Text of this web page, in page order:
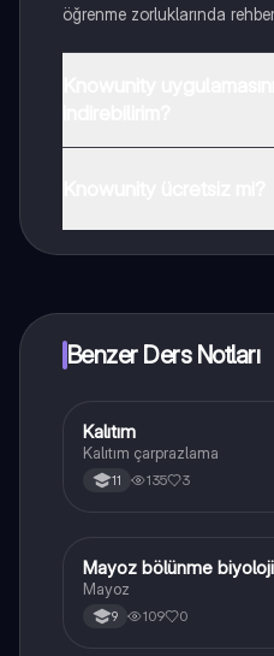
öğrenme zorluklarında
Benzer Ders Notları
Biyoloji
Kalıtım
Kalıtım çarprazlama
11 135 3
Biyoloji
Mayoz bölünme
Mayoz
9 109 0